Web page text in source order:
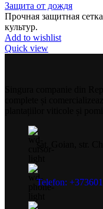
Защита от дождя
Прочная защитная
культур.
Add to wishlist
Quick view
Telefon: